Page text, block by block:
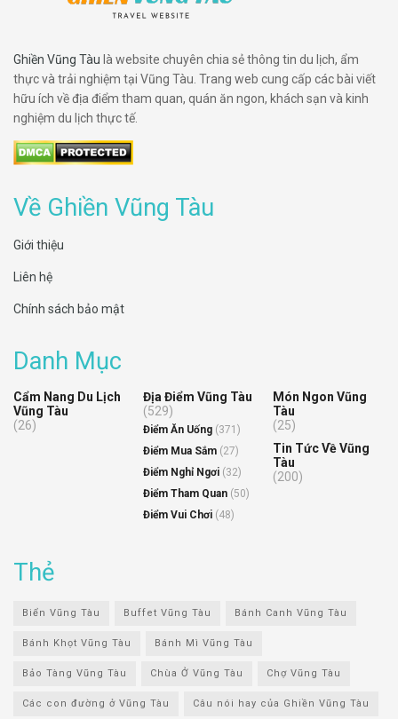
Ghiền Vũng Tàu là website chuyên chia sẻ thông tin du lịch, ẩm
thực và trải nghiệm tại Vũng Tàu. Trang web cung cấp các bài viết
hữu ích về địa điểm tham quan, quán ăn ngon, khách sạn và kinh
nghiệm du lịch thực tế.
Về Ghiền Vũng Tàu
Giới thiệu
Liên hệ
Chính sách bảo mật
Danh Mục
Cẩm Nang Du Lịch
Vũng Tàu
(26)
Địa Điểm Vũng Tàu
(529)
Điểm Ăn Uống (371)
Điểm Mua Sắm (27)
Điểm Nghỉ Ngơi (32)
Điểm Tham Quan (50)
Điểm Vui Chơi (48)
Món Ngon Vũng
Tàu
(25)
Tin Tức Về Vũng
Tàu
(200)
Thẻ
Biển Vũng Tàu Buffet Vũng Tàu Bánh Canh Vũng Tàu
Bánh Khọt Vũng Tàu Bánh Mì Vũng Tàu
Bảo Tàng Vũng Tàu Chùa Ở Vũng Tàu Chợ Vũng Tàu
Các con đường ở Vũng Tàu Câu nói hay của Ghiền Vũng Tàu